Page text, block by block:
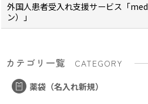
外国人患者受入れ支援サービス「
ン）」
カテゴリ一覧
CATEGORY
薬袋（名入れ新規）